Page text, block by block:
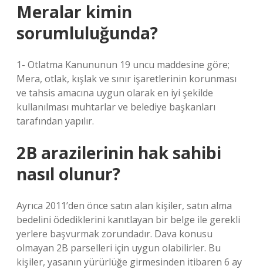
Meralar kimin
sorumluluğunda?
1- Otlatma Kanununun 19 uncu maddesine göre;
Mera, otlak, kışlak ve sınır işaretlerinin korunması
ve tahsis amacına uygun olarak en iyi şekilde
kullanılması muhtarlar ve belediye başkanları
tarafından yapılır.
2B arazilerinin hak sahibi
nasıl olunur?
Ayrıca 2011’den önce satın alan kişiler, satın alma
bedelini ödediklerini kanıtlayan bir belge ile gerekli
yerlere başvurmak zorundadır. Dava konusu
olmayan 2B parselleri için uygun olabilirler. Bu
kişiler, yasanın yürürlüğe girmesinden itibaren 6 ay